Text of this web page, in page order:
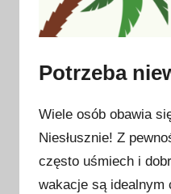
Potrzeba
Wiele osób obawia
Niesłusznie! Z
często uśmiech i
wakacje są idealnym